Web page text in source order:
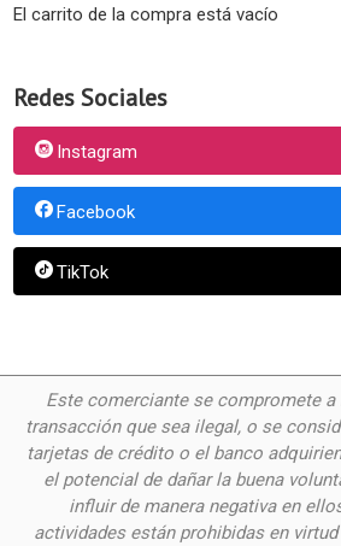
El carrito de la compra está vacío
Redes Sociales
Instagram
Facebook
TikTok
Este comerciante se compromete a
transacción que sea ilegal, o se
tarjetas de crédito o el banco
el potencial de dañar la buena
influir de manera negativa en
actividades están prohibidas en